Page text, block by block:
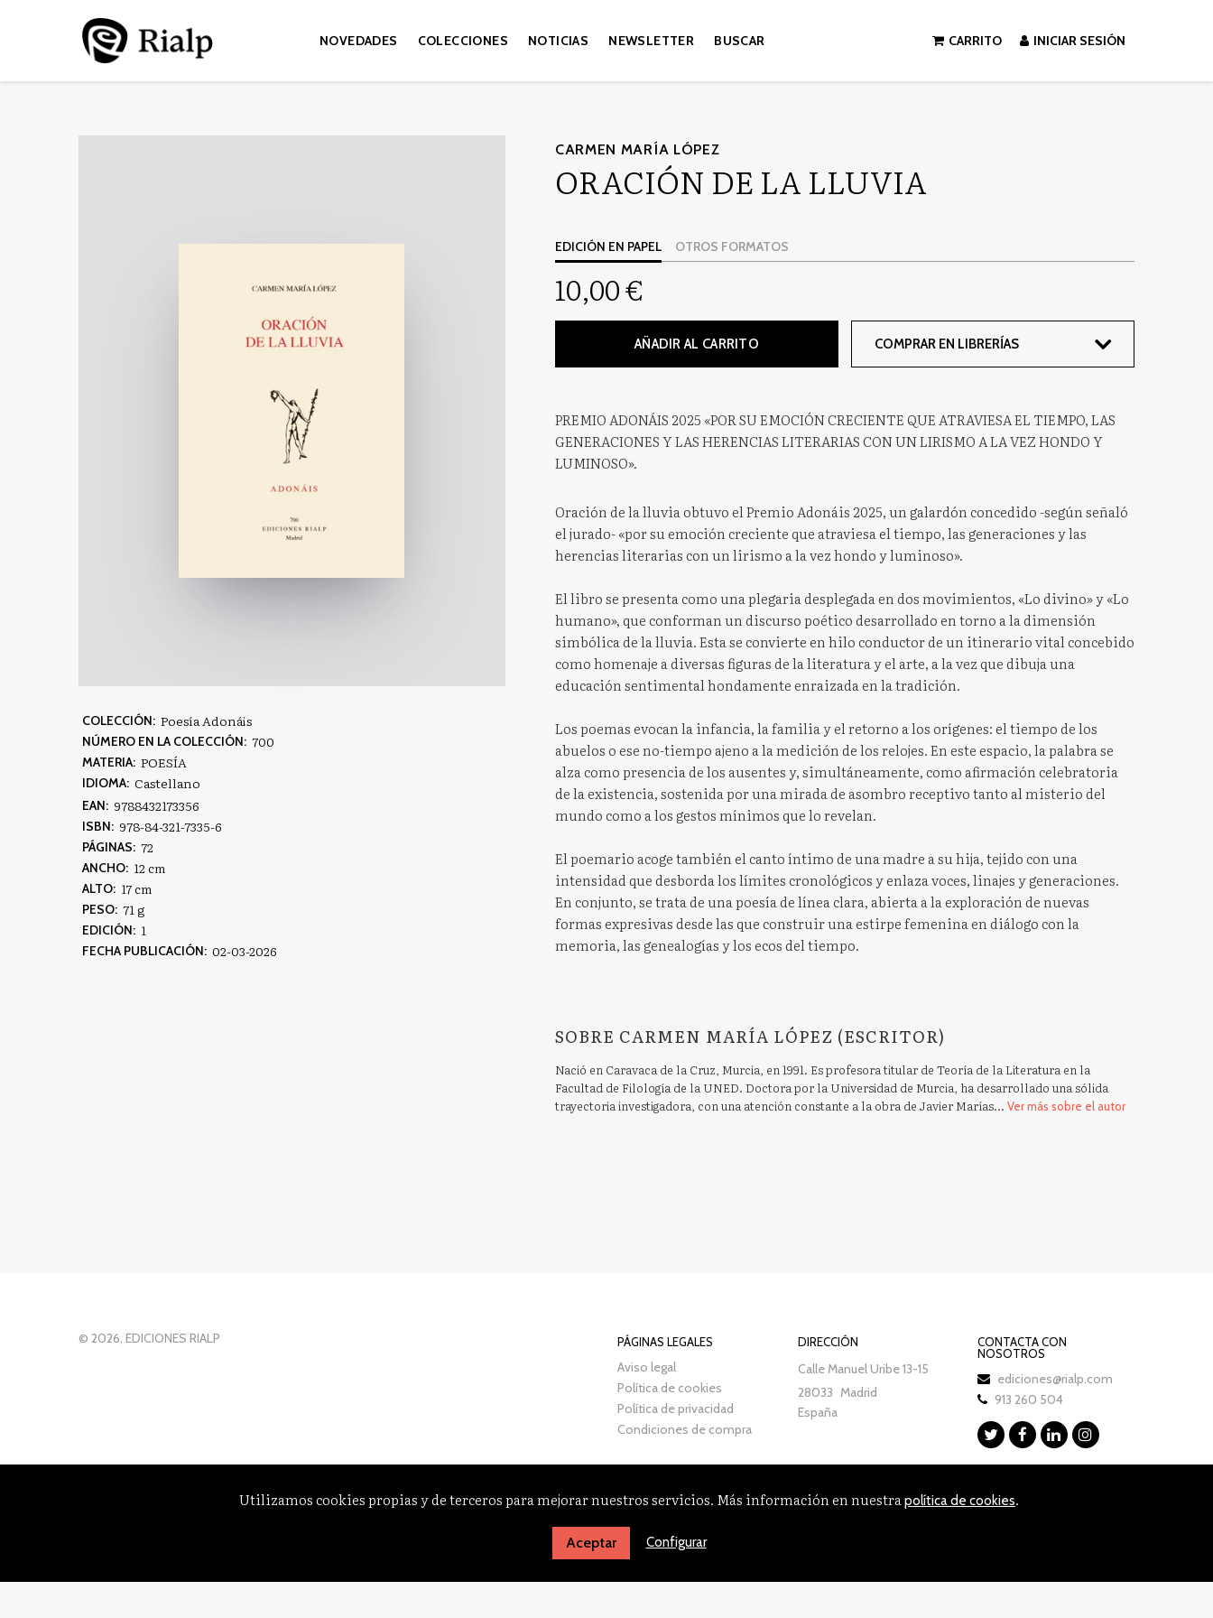
NOVEDADES COLECCIONES NOTICIAS NEWSLETTER BUSCAR CARRITO INICIAR SESIÓN
COLECCIÓN: Poesía Adonáis
NÚMERO EN LA COLECCIÓN: 700
MATERIA: POESÍA
IDIOMA: Castellano
EAN: 9788432173356
ISBN: 978-84-321-7335-6
PÁGINAS: 72
ANCHO: 12 cm
ALTO: 17 cm
PESO: 71 g
EDICIÓN: 1
FECHA PUBLICACIÓN: 02-03-2026
CARMEN MARÍA LÓPEZ
ORACIÓN DE LA LLUVIA
EDICIÓN EN PAPEL OTROS FORMATOS
10,00 €
AÑADIR AL CARRITO COMPRAR EN LIBRERÍAS
PREMIO ADONÁIS 2025 «POR SU EMOCIÓN CRECIENTE QUE ATRAVIESA EL TIEMPO, LAS
GENERACIONES Y LAS HERENCIAS LITERARIAS CON UN LIRISMO A LA VEZ HONDO Y
LUMINOSO».
Oración de la lluvia obtuvo el Premio Adonáis 2025, un galardón concedido -según señaló
el jurado- «por su emoción creciente que atraviesa el tiempo, las generaciones y las
herencias literarias con un lirismo a la vez hondo y luminoso».
El libro se presenta como una plegaria desplegada en dos movimientos, «Lo divino» y «Lo
humano», que conforman un discurso poético desarrollado en torno a la dimensión
simbólica de la lluvia. Esta se convierte en hilo conductor de un itinerario vital concebido
como homenaje a diversas figuras de la literatura y el arte, a la vez que dibuja una
educación sentimental hondamente enraizada en la tradición.
Los poemas evocan la infancia, la familia y el retorno a los orígenes: el tiempo de los
abuelos o ese no-tiempo ajeno a la medición de los relojes. En este espacio, la palabra se
alza como presencia de los ausentes y, simultáneamente, como afirmación celebratoria
de la existencia, sostenida por una mirada de asombro receptivo tanto al misterio del
mundo como a los gestos mínimos que lo revelan.
El poemario acoge también el canto íntimo de una madre a su hija, tejido con una
intensidad que desborda los límites cronológicos y enlaza voces, linajes y generaciones.
En conjunto, se trata de una poesía de línea clara, abierta a la exploración de nuevas
formas expresivas desde las que construir una estirpe femenina en diálogo con la
memoria, las genealogías y los ecos del tiempo.
SOBRE CARMEN MARÍA LÓPEZ (ESCRITOR)
Nació en Caravaca de la Cruz, Murcia, en 1991. Es profesora titular de Teoría de la Literatura en la
Facultad de Filología de la UNED. Doctora por la Universidad de Murcia, ha desarrollado una sólida
trayectoria investigadora, con una atención constante a la obra de Javier Marías... Ver más sobre el autor
© 2026, EDICIONES RIALP PÁGINAS LEGALES
Aviso legal
Política de cookies
Política de privacidad
Condiciones de compra
DIRECCIÓN
Calle Manuel Uribe 13-15
28033 Madrid
España
CONTACTA CON
NOSOTROS
ediciones@rialp.com
913 260 504
Utilizamos cookies propias y de terceros para mejorar nuestros servicios. Más información en nuestrapolítica de cookies.
Aceptar Configurar